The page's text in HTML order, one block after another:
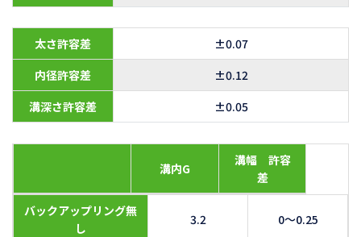
太さ許容差
±0.07
内径許容差
±0.12
溝深さ許容差
±0.05
溝内G
溝幅 許容
差
バックアップリング無
し
3.2 0～0.25